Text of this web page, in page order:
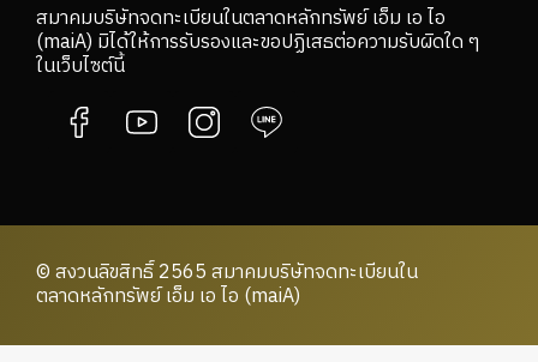
สมาคมบริษัทจดทะเบียนในตลาดหลักทรัพย์ เอ็ม เอ ไอ
(maiA) มิได้ให้การรับรองและขอปฏิเสธต่อความรับผิดใด ๆ
ในเว็บไซต์นี้
© สงวนลิขสิทธิ์ 2565 สมาคมบริษัทจดทะเบียนใน
ตลาดหลักทรัพย์ เอ็ม เอ ไอ (maiA)